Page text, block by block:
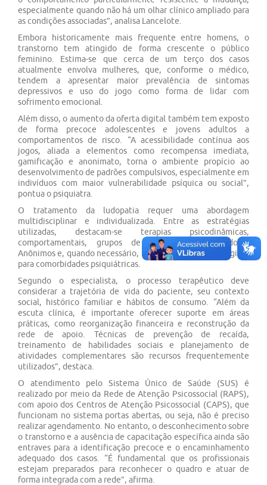
especialmente quando não há um olhar clínico ampliado para
as condições associadas”, analisa Lancelote.
Embora historicamente mais frequente entre homens, o
transtorno tem atingido de forma crescente o público
feminino. Estima-se que cerca de um terço dos casos
atualmente envolva mulheres, que, conforme o médico,
tendem a apresentar maior prevalência de sintomas
depressivos e uso do jogo como forma de lidar com
sofrimento emocional.
Além disso, o aumento da oferta digital também tem exposto
de forma precoce adolescentes e jovens adultos a
comportamentos de risco. “A acessibilidade contínua aos
jogos, aliada a elementos como recompensa imediata,
gamificação e anonimato, torna o ambiente propício ao
desenvolvimento de padrões compulsivos, especialmente em
indivíduos com maior vulnerabilidade psíquica ou social”,
pontua o psiquiatra.
O tratamento da ludopatia requer uma abordagem
multidisciplinar e individualizada. Entre as estratégias
utilizadas, destacam-se terapias psicodinâmicas,
comportamentais, grupos de apoio como Jogadores
Anônimos e, quando necessário, intervenções farmacológicas
para comorbidades psiquiátricas.
Segundo o especialista, o processo terapêutico deve
considerar a trajetória de vida do paciente, seu contexto
social, histórico familiar e hábitos de consumo. “Além da
escuta clínica, é importante oferecer suporte em áreas
práticas, como reorganização financeira e reconstrução da
rede de apoio. Técnicas de prevenção de recaída,
treinamento de habilidades sociais e planejamento de
atividades complementares são recursos frequentemente
utilizados”, destaca.
O atendimento pelo Sistema Único de Saúde (SUS) é
realizado por meio da Rede de Atenção Psicossocial (RAPS),
com apoio dos Centros de Atenção Psicossocial (CAPS), que
funcionam no sistema portas abertas, ou seja, não é preciso
realizar agendamento. No entanto, o desconhecimento sobre
o transtorno e a ausência de capacitação específica ainda são
entraves para a identificação precoce e o encaminhamento
adequado dos casos. “É fundamental que os profissionais
estejam preparados para reconhecer o quadro e atuar de
forma integrada com a rede”, afirma.